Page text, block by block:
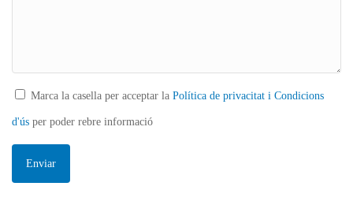
Marca la casella per acceptar la Política de privacitat i Condicions
d'ús per poder rebre informació